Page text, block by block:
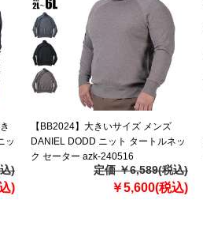
ッ
)
)
【BB2024】大きいサイズ メンズ
DANIEL DODD ニット タートルネッ
ク セーター azk-240516
定価 ￥6,589(税込)
￥5,600(税込)